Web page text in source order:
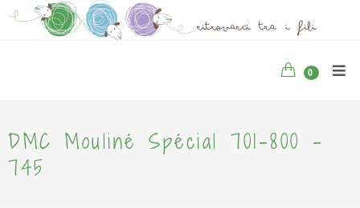
0
DMC Mouliné Spécial 701-800 -
745